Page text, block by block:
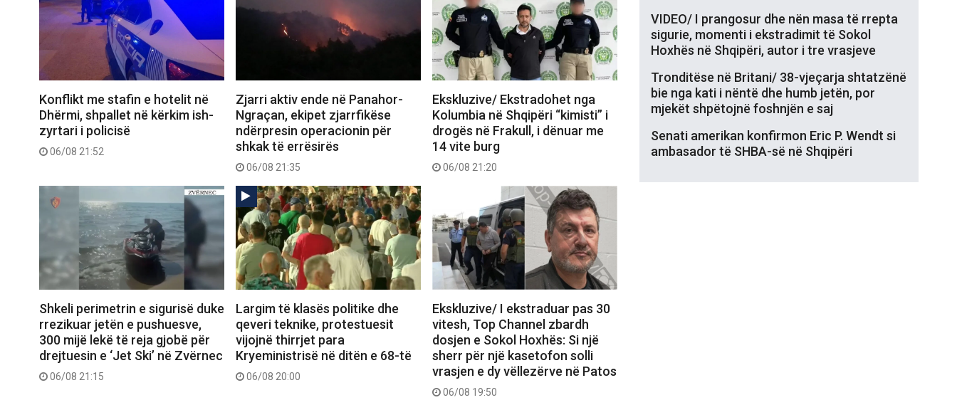
Konflikt me stafin e hotelit në
Dhërmi, shpallet në kërkim ish-
zyrtari i policisë
06/08 21:52
Zjarri aktiv ende në Panahor-
Ngraçan, ekipet zjarrfikëse
ndërpresin operacionin për
shkak të errësirës
06/08 21:35
Ekskluzive/ Ekstradohet nga
Kolumbia në Shqipëri “kimisti” i
drogës në Frakull, i dënuar me
14 vite burg
06/08 21:20
Shkeli perimetrin e sigurisë duke
rrezikuar jetën e pushuesve,
300 mijë lekë të reja gjobë për
drejtuesin e ‘Jet Ski’ në Zvërnec
06/08 21:15
Largim të klasës politike dhe
qeveri teknike, protestuesit
vijojnë thirrjet para
Kryeministrisë në ditën e 68-të
06/08 20:00
Ekskluzive/ I ekstraduar pas 30
vitesh, Top Channel zbardh
dosjen e Sokol Hoxhës: Si një
sherr për një kasetofon solli
vrasjen e dy vëllezërve në Patos
06/08 19:50
VIDEO/ I prangosur dhe nën masa të rrepta
sigurie, momenti i ekstradimit të Sokol
Hoxhës në Shqipëri, autor i tre vrasjeve
Tronditëse në Britani/ 38-vjeçarja shtatzënë
bie nga kati i nëntë dhe humb jetën, por
mjekët shpëtojnë foshnjën e saj
Senati amerikan konfirmon Eric P. Wendt si
ambasador të SHBA-së në Shqipëri